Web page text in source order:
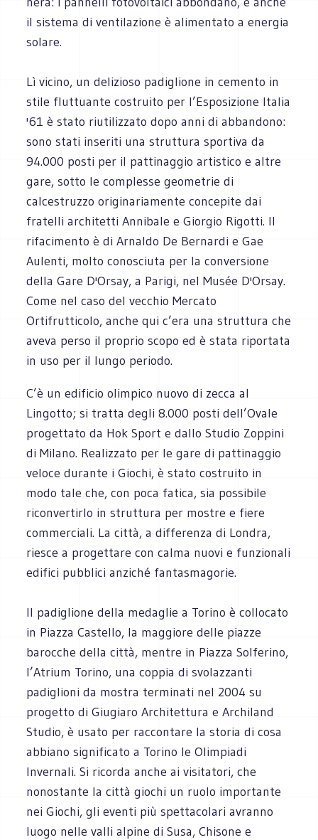
il sistema di ventilazione è alimentato a energia
solare.
Lì vicino, un delizioso padiglione in cemento in
stile fluttuante costruito per l’Esposizione Italia
'61 è stato riutilizzato dopo anni di abbandono:
sono stati inseriti una struttura sportiva da
94.000 posti per il pattinaggio artistico e altre
gare, sotto le complesse geometrie di
calcestruzzo originariamente concepite dai
fratelli architetti Annibale e Giorgio Rigotti. Il
rifacimento è di Arnaldo De Bernardi e Gae
Aulenti, molto conosciuta per la conversione
della Gare D'Orsay, a Parigi, nel Musée D'Orsay.
Come nel caso del vecchio Mercato
Ortifrutticolo, anche qui c’era una struttura che
aveva perso il proprio scopo ed è stata riportata
in uso per il lungo periodo.
C’è un edificio olimpico nuovo di zecca al
Lingotto; si tratta degli 8.000 posti dell’Ovale
progettato da Hok Sport e dallo Studio Zoppini
di Milano. Realizzato per le gare di pattinaggio
veloce durante i Giochi, è stato costruito in
modo tale che, con poca fatica, sia possibile
riconvertirlo in struttura per mostre e fiere
commerciali. La città, a differenza di Londra,
riesce a progettare con calma nuovi e funzionali
edifici pubblici anziché fantasmagorie.
Il padiglione della medaglie a Torino è collocato
in Piazza Castello, la maggiore delle piazze
barocche della città, mentre in Piazza Solferino,
l’Atrium Torino, una coppia di svolazzanti
padiglioni da mostra terminati nel 2004 su
progetto di Giugiaro Architettura e Archiland
Studio, è usato per raccontare la storia di cosa
abbiano significato a Torino le Olimpiadi
Invernali. Si ricorda anche ai visitatori, che
nonostante la città giochi un ruolo importante
nei Giochi, gli eventi più spettacolari avranno
luogo nelle valli alpine di Susa, Chisone e